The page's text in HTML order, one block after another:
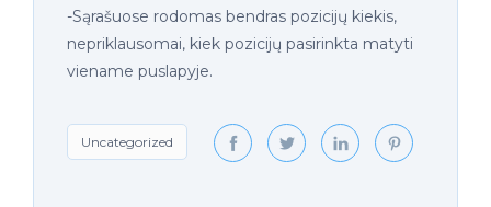
-Sąrašuose rodomas bendras pozicijų kiekis,
nepriklausomai, kiek pozicijų pasirinkta matyti
viename puslapyje.
Uncategorized